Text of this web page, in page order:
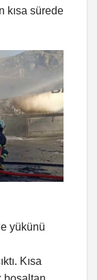
kısa sürede
yükünü
Kısa